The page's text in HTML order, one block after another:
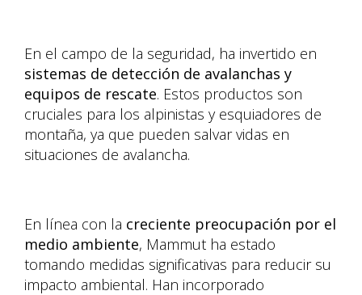
En el campo de la seguridad, ha invertido en
sistemas de detección de avalanchas y
equipos de rescate. Estos productos son
cruciales para los alpinistas y esquiadores de
montaña, ya que pueden salvar vidas en
situaciones de avalancha.
En línea con la creciente preocupación por el
medio ambiente, Mammut ha estado
tomando medidas significativas para reducir su
impacto ambiental. Han incorporado